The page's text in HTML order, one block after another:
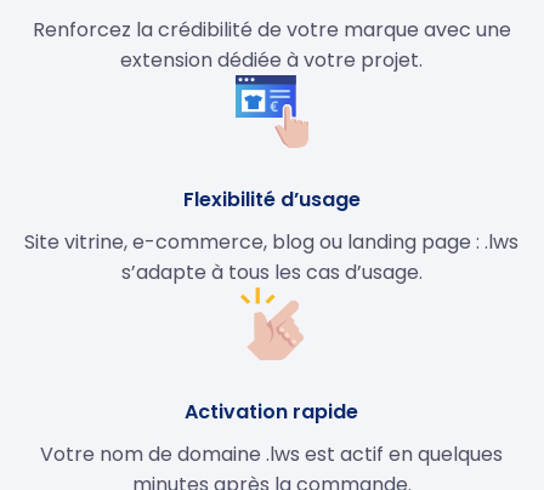
Renforcez la crédibilité de votre marque avec une
extension dédiée à votre projet.
Flexibilité d’usage
Site vitrine, e-commerce, blog ou landing page : .lws
s’adapte à tous les cas d’usage.
Activation rapide
Votre nom de domaine .lws est actif en quelques
minutes après la commande.